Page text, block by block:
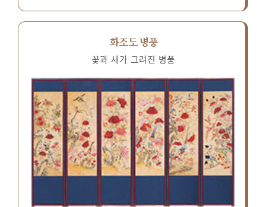
화조도 병풍
꽃과 새가 그려진 병풍